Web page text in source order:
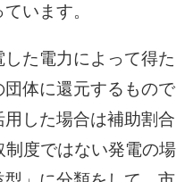
います。
た電力によって得た
体に還元するもので
した場合は補助割合
度ではない発電の場